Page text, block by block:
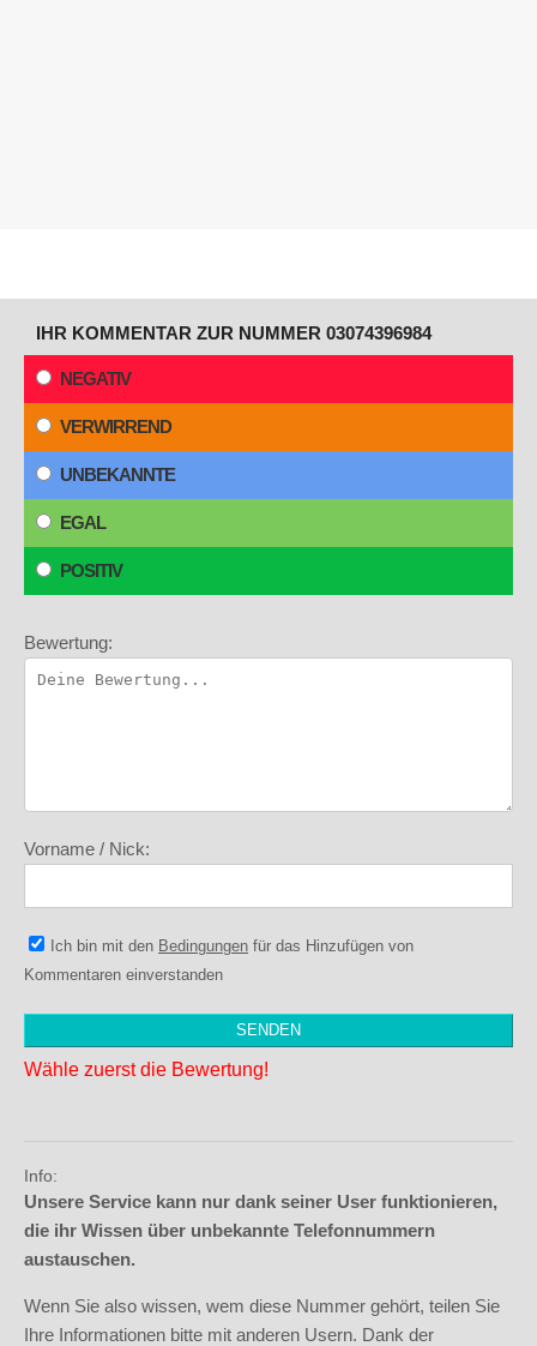
IHR KOMMENTAR ZUR NUMMER 03074396984
NEGATIV
VERWIRREND
UNBEKANNTE
EGAL
POSITIV
Bewertung:
Vorname / Nick:
Ich bin mit den Bedingungen für das Hinzufügen von
Kommentaren einverstanden
Wähle zuerst die Bewertung!
Info:
Unsere Service kann nur dank seiner User funktionieren,
die ihr Wissen über unbekannte Telefonnummern
austauschen.
Wenn Sie also wissen, wem diese Nummer gehört, teilen Sie
Ihre Informationen bitte mit anderen Usern. Dank der